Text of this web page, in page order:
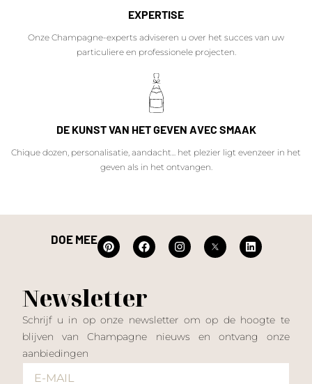
EXPERTISE
Onze Champagne-experts adviseren u over het succes van uw
particuliere en professionele projecten.
DE KUNST VAN HET GEVEN AVEC SMAAK
Chique dozen, personalisatie, aandacht... het plezier ligt evenzeer in het
geven als in het ontvangen.
DOE MEE
Newsletter
Schrijf u in op onze newsletter om op de hoogte te
blijven van Champagne nieuws en ontvang onze
aanbiedingen